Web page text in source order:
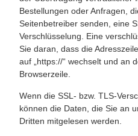
Bestellungen oder Anfragen,
Seitenbetreiber senden, eine
Verschlüsselung. Eine
Sie daran, dass die
auf „https://“ wechselt und an
Browserzeile.
Wenn die SSL- bzw. TLS-
können die Daten, die Sie an
Dritten mitgelesen werden.